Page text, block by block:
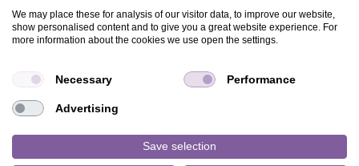
CHARITY
MAGAZIN
HILFE
We may place these for analysis of our visitor data, to improve our website,
show personalised content and to give you a great website experience. For
more information about the cookies we use open the settings.
Necessary Performance
Advertising
Save selection